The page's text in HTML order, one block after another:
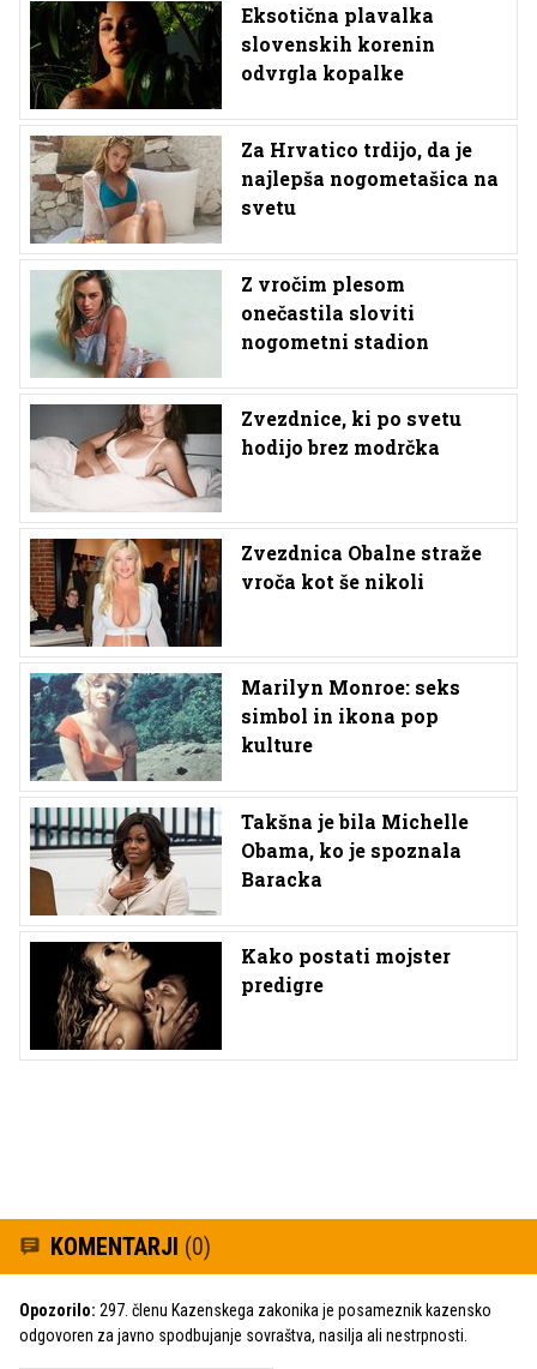
Eksotična plavalka
slovenskih korenin
odvrgla kopalke
Za Hrvatico trdijo, da je
najlepša nogometašica na
svetu
Z vročim plesom
onečastila sloviti
nogometni stadion
Zvezdnice, ki po svetu
hodijo brez modrčka
Zvezdnica Obalne straže
vroča kot še nikoli
Marilyn Monroe: seks
simbol in ikona pop
kulture
Takšna je bila Michelle
Obama, ko je spoznala
Baracka
Kako postati mojster
predigre
KOMENTARJI (0)
Opozorilo: 297. členu Kazenskega zakonika je posameznik kazensko
odgovoren za javno spodbujanje sovraštva, nasilja ali nestrpnosti.